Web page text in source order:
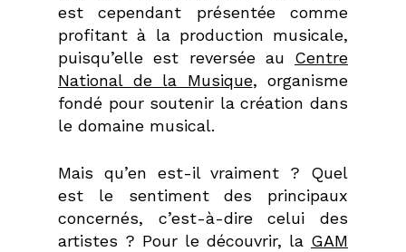
est cependant présentée comme
profitant à la production musicale,
puisqu’elle est reversée au Centre
National de la Musique, organisme
fondé pour soutenir la création dans
le domaine musical.
Mais qu’en est-il vraiment ? Quel
est le sentiment des principaux
concernés, c’est-à-dire celui des
artistes ? Pour le découvrir, la GAM